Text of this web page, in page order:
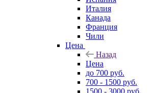
Италия
Канада
Франция
Чили
Цена
Назад
Цена
до 700 руб.
700 - 1500 руб.
1500 - 3000 руб.